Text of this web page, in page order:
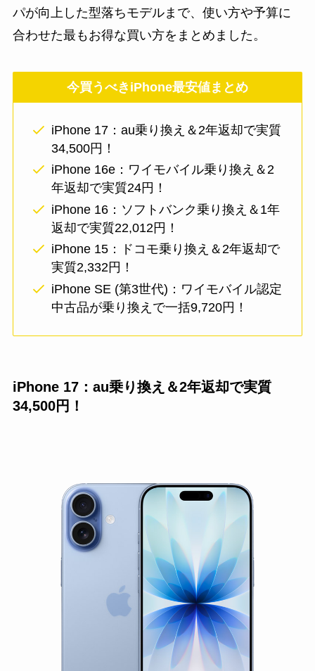
パが向上した型落ちモデルまで、使い方や予算に
合わせた最もお得な買い方をまとめました。
今買うべきiPhone最安値まとめ
iPhone 17：au乗り換え＆2年返却で実質
34,500円！
iPhone 16e：ワイモバイル乗り換え＆2
年返却で実質24円！
iPhone 16：ソフトバンク乗り換え＆1年
返却で実質22,012円！
iPhone 15：ドコモ乗り換え＆2年返却で
実質2,332円！
iPhone SE (第3世代)：ワイモバイル認定
中古品が乗り換えで一括9,720円！
iPhone 17：au乗り換え＆2年返却で実質
34,500円！